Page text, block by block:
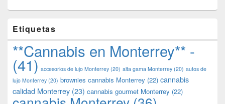
Etiquetas
**Cannabis en Monterrey** -
(41) accesorios de lujo Monterrey (20) alta gama Monterrey (20) autos de
lujo Monterrey (20) brownies cannabis Monterrey (22) cannabis
calidad Monterrey (23) cannabis gourmet Monterrey (22)